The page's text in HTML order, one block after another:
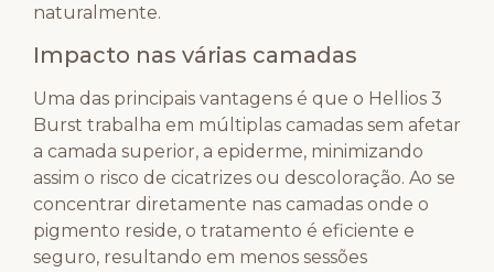
naturalmente.
Impacto nas várias camadas
Uma das principais vantagens é que o Hellios 3
Burst trabalha em múltiplas camadas sem afetar
a camada superior, a epiderme, minimizando
assim o risco de cicatrizes ou descoloração. Ao se
concentrar diretamente nas camadas onde o
pigmento reside, o tratamento é eficiente e
seguro, resultando em menos sessões